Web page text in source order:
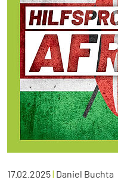
17.02.2025| Daniel Buchta